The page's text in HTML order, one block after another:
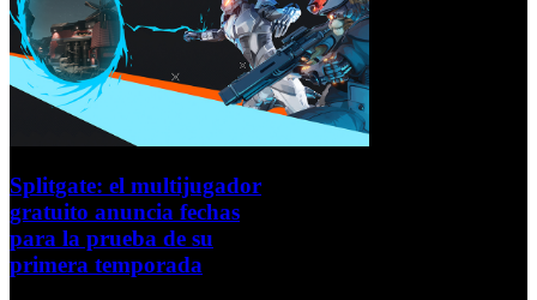
Splitgate: el multijugador
gratuito anuncia fechas
para la prueba de su
primera temporada